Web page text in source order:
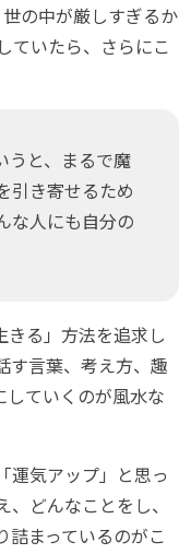
の中が厳しすぎるか
ていたら、さらにこ
うと、まるで魔
引き寄せるため
な人にも自分の
る」方法を追求し
す言葉、考え方、趣
していくのが風水な
運気アップ」と思っ
どんなことをし、
詰まっているのがこ